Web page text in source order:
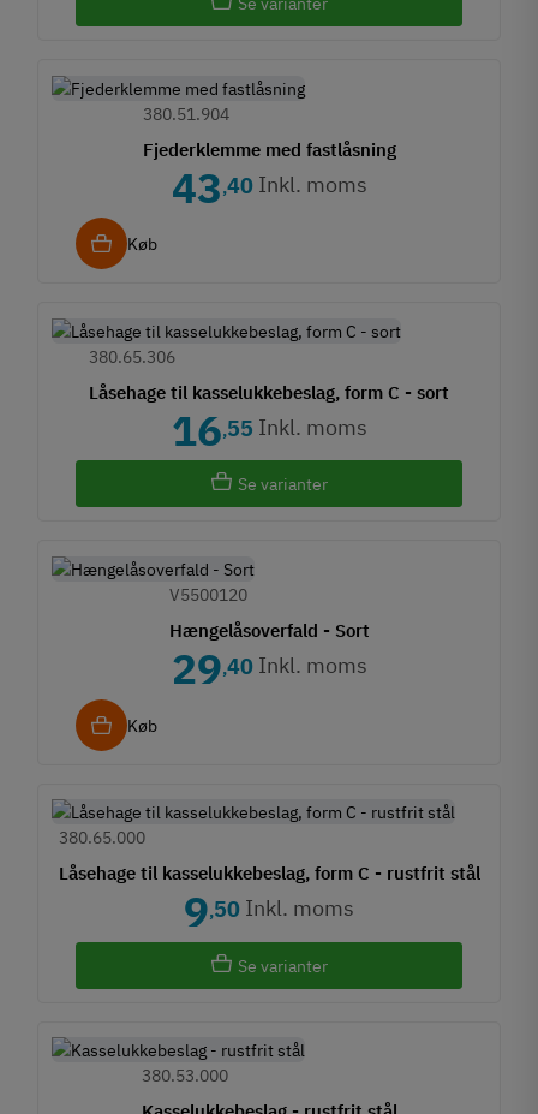
Fjederklemme med fastlåsning
380.51.904
43,40 Inkl. moms
Køb
Låsehage til kasselukkebeslag, form C - sort
380.65.306
16,55 Inkl. moms
Se varianter
Hængelåsoverfald - Sort
V5500120
29,40 Inkl. moms
Køb
Låsehage til kasselukkebeslag, form C - rustfrit stål
380.65.000
9,50 Inkl. moms
Se varianter
380.53.000